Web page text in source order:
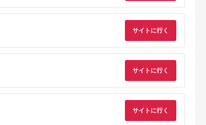
サイトに行く
サイトに行く
サイトに行く